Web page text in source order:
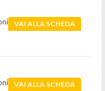
VAI ALLA SCHEDA
VAI ALLA SCHEDA